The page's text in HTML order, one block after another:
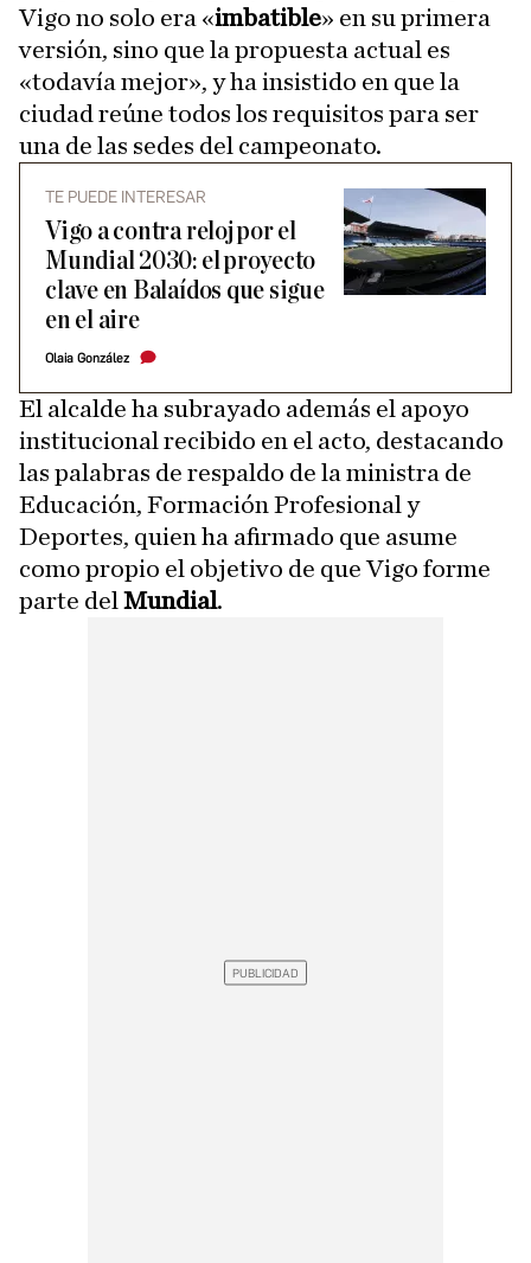
Vigo no solo era «imbatible» en su primera
versión, sino que la propuesta actual es
«todavía mejor», y ha insistido en que la
ciudad reúne todos los requisitos para ser
una de las sedes del campeonato.
TE PUEDE INTERESAR
Vigo a contra reloj por el
Mundial 2030: el proyecto
clave en Balaídos que sigue
en el aire
Olaia González
El alcalde ha subrayado además el apoyo
institucional recibido en el acto, destacando
las palabras de respaldo de la ministra de
Educación, Formación Profesional y
Deportes, quien ha afirmado que asume
como propio el objetivo de que Vigo forme
parte del Mundial.